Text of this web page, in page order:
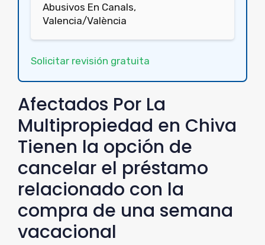
Abusivos En Canals,
Valencia/València
Solicitar revisión gratuita
Afectados Por La
Multipropiedad en Chiva
Tienen la opción de
cancelar el préstamo
relacionado con la
compra de una semana
vacacional